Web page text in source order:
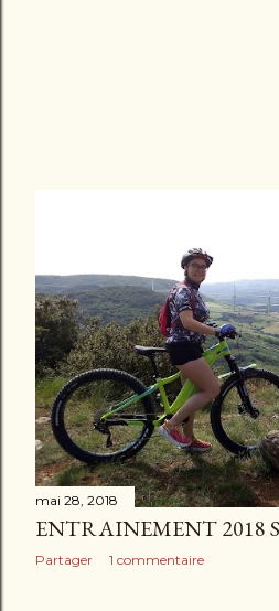
mai 28, 2018
ENTRAINEMENT 2018
Partager 1 commentaire